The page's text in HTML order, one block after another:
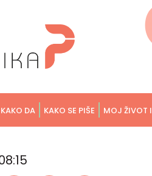
KAKO DA KAKO SE PIŠE MOJ ŽIVOT